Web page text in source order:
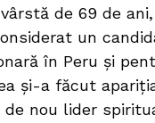
de 69 de
un
în Peru și
și-a făcut
nou lider